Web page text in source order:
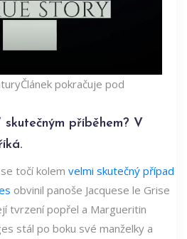
Článek pokračuje pod
skutečným příběhem? V
točí kolem velmi skutečný případ
obvinil panoše Jacquese le Grise
tvrzení popřel a Margueritin
stál po boku své manželky a